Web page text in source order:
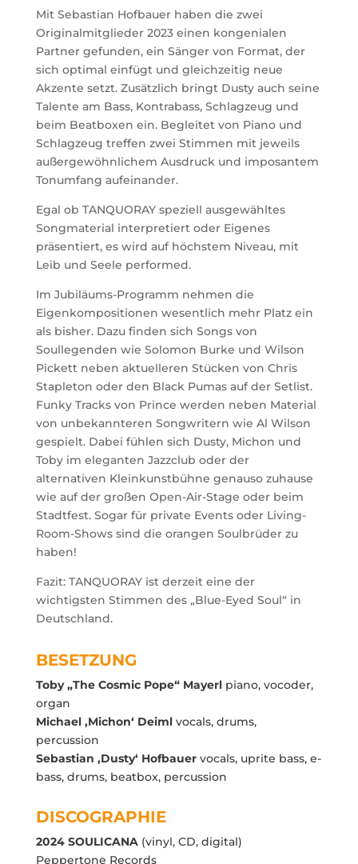
Mit Sebastian Hofbauer haben die zwei
Originalmitglieder 2023 einen kongenialen
Partner gefunden, ein Sänger von Format, der
sich optimal einfügt und gleichzeitig neue
Akzente setzt. Zusätzlich bringt Dusty auch seine
Talente am Bass, Kontrabass, Schlagzeug und
beim Beatboxen ein. Begleitet von Piano und
Schlagzeug treffen zwei Stimmen mit jeweils
außergewöhnlichem Ausdruck und imposantem
Tonumfang aufeinander.
Egal ob TANQUORAY speziell ausgewähltes
Songmaterial interpretiert oder Eigenes
präsentiert, es wird auf höchstem Niveau, mit
Leib und Seele performed.
Im Jubiläums-Programm nehmen die
Eigenkompositionen wesentlich mehr Platz ein
als bisher. Dazu finden sich Songs von
Soullegenden wie Solomon Burke und Wilson
Pickett neben aktuelleren Stücken von Chris
Stapleton oder den Black Pumas auf der Setlist.
Funky Tracks von Prince werden neben Material
von unbekannteren Songwritern wie Al Wilson
gespielt. Dabei fühlen sich Dusty, Michon und
Toby im eleganten Jazzclub oder der
alternativen Kleinkunstbühne genauso zuhause
wie auf der großen Open-Air-Stage oder beim
Stadtfest. Sogar für private Events oder Living-
Room-Shows sind die orangen Soulbrüder zu
haben!
Fazit: TANQUORAY ist derzeit eine der
wichtigsten Stimmen des „Blue-Eyed Soul“ in
Deutschland.
BESETZUNG
Toby „The Cosmic Pope“ Mayerlpiano, vocoder,
organ
Michael ‚Michon‘ Deimlvocals, drums,
percussion
Sebastian ‚Dusty‘ Hofbauervocals, uprite bass, e-
bass, drums, beatbox, percussion
DISCOGRAPHIE
2024 SOULICANA(vinyl, CD, digital)
Peppertone Records